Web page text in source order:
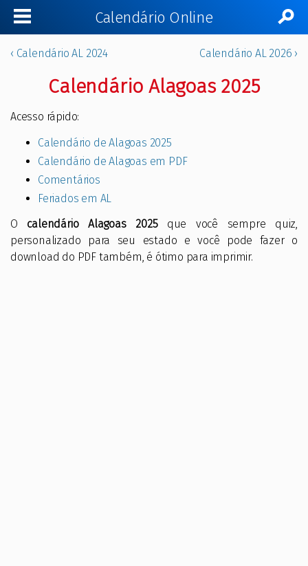
Calendário Online
‹ Calendário AL 2024 Calendário AL 2026 ›
Calendário Alagoas 2025
Acesso rápido:
Calendário de Alagoas 2025
Calendário de Alagoas em PDF
Comentários
Feriados em AL
O calendário Alagoas 2025que você sempre quiz,
personalizado para seu estado e você pode fazer o
download do PDF também, é ótimo para imprimir.